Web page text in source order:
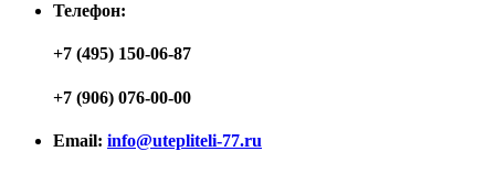
Телефон:
+7 (495) 150-06-87
+7 (906) 076-00-00
Email: info@utepliteli-77.ru